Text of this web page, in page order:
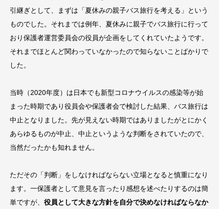
引継ぎとして、まずは「夏休みの親子バス旅行を考える」という
ものでした。それまでは例年、夏休みに親子でバス旅行に行って
おり保護者運営委員会の役員が企画をしてくれていたようです。
それまでほとんど関わっていなかったので知らないことばかりで
した。
当時（2020年度）は日本でも新型コロナウイルスの感染等が始
まった時期であり役員会や保護者会で検討した結果、バス旅行は
中止となりました。先が見えない時期ではありましたがとにかく
あらゆるものが中止、中止というような判断をされていたので、
当然だったかも知れません。
ただその「判断」をしなければならない立場となると慎重になり
ます。一保護者として意見を言ったり感想を述べたりするのは簡
単ですが、 役員として大きな方針を自分で決めなければならなか